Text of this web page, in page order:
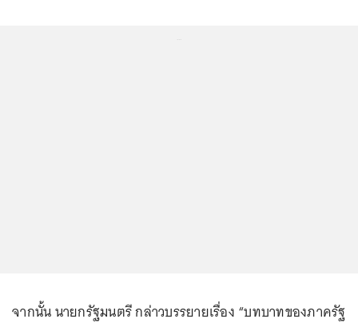
จากนั้น นายกรัฐมนตรี กล่าวบรรยายเรื่อง “บทบาทของภาครัฐ